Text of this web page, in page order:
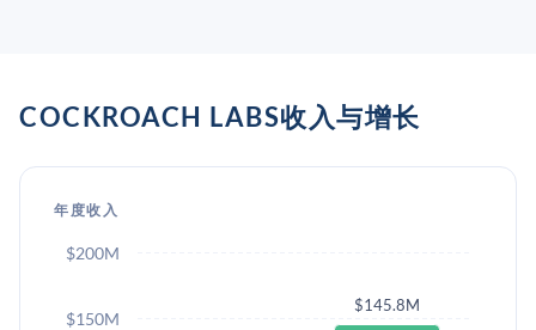
COCKROACH LABS收入与增长
年度收入
$145.8M
$150M
$200M